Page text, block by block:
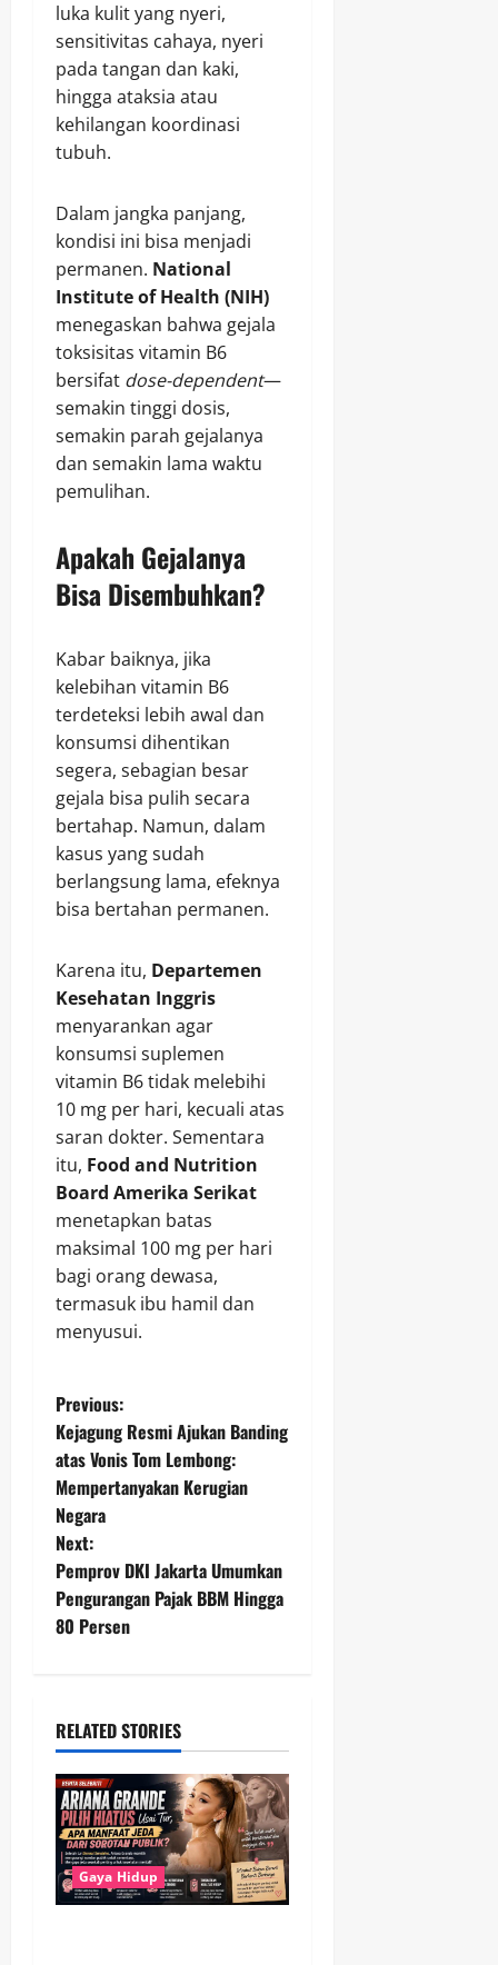
luka kulit yang nyeri,
sensitivitas cahaya, nyeri
pada tangan dan kaki,
hingga ataksia atau
kehilangan koordinasi
tubuh.
Dalam jangka panjang,
kondisi ini bisa menjadi
permanen. National
Institute of Health (NIH)
menegaskan bahwa gejala
toksisitas vitamin B6
bersifat dose-dependent—
semakin tinggi dosis,
semakin parah gejalanya
dan semakin lama waktu
pemulihan.
Apakah Gejalanya
Bisa Disembuhkan?
Kabar baiknya, jika
kelebihan vitamin B6
terdeteksi lebih awal dan
konsumsi dihentikan
segera, sebagian besar
gejala bisa pulih secara
bertahap. Namun, dalam
kasus yang sudah
berlangsung lama, efeknya
bisa bertahan permanen.
Karena itu, Departemen
Kesehatan Inggris
menyarankan agar
konsumsi suplemen
vitamin B6 tidak melebihi
10 mg per hari, kecuali atas
saran dokter. Sementara
itu, Food and Nutrition
Board Amerika Serikat
menetapkan batas
maksimal 100 mg per hari
bagi orang dewasa,
termasuk ibu hamil dan
menyusui.
P
o
s
t
n
a
i
g
a
t
Previous:
Kejagung Resmi Ajukan Banding
atas Vonis Tom Lembong:
Mempertanyakan Kerugian
Negara
Next:
Pemprov DKI Jakarta Umumkan
Pengurangan Pajak BBM Hingga
80 Persen
RELATED STORIES
Gaya Hidup